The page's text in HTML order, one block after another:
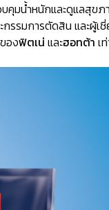
มน้ำหนักและดูแลสุขภ
รมการตัดสิน และ
องฟิตเน่ และฮอทต้า เ